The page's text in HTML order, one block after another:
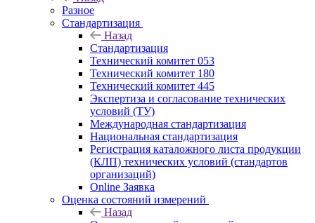
Разное
Стандартизация
Назад
Стандартизация
Технический комитет 053
Технический комитет 180
Технический комитет 445
Экспертиза и согласование технических
условий (ТУ)
Международная стандартизация
Национальная стандартизация
Регистрация каталожного листа продукции
(КЛП) технических условий (стандартов
организаций)
Online Заявка
Оценка состояний измерений
Назад